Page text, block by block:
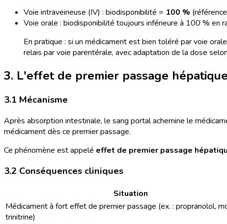
Voie intraveineuse (IV) : biodisponibilité = 100 %
Voie orale : biodisponibilité toujours inférieure à 100 %
En pratique : si un médicament est bien toléré par voie
relais par voie parentérale, avec adaptation de la dose
3. L'effet de premier passage hépatique
3.1 Mécanisme
Après absorption intestinale, le sang portal achemine le
médicament dès ce premier passage.
Ce phénomène est appelé effet de premier passage
3.2 Conséquences cliniques
Situation
Médicament à fort effet de premier passage (ex. : propranolol,
trinitrine)